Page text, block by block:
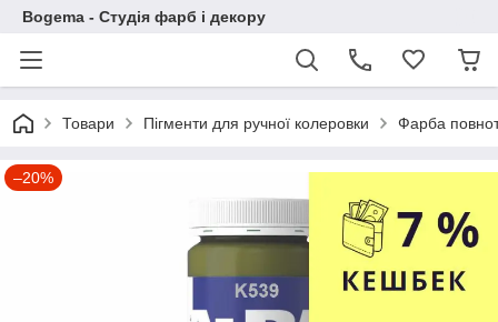
Bogema - Студія фарб і декору
Товари Пігменти для ручної колеровки Фарба
–20%